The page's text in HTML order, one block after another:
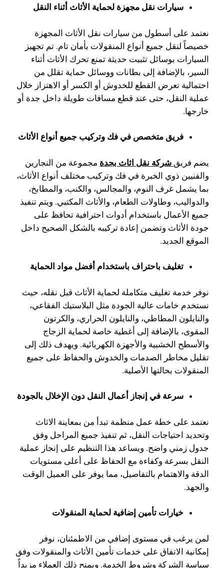
سيارات نقل مجهزة لحماية الأثاث أثناء النقل
نعتمد على أسطول من سيارات نقل الأثاث المجهزة
خصيصاً لنقل جميع أنواع المنقولات بأمان تام. تم تجهيز
السيارات بوسائل تثبيت حديثة تمنع تحرك الأثاث أثناء
السير، بالإضافة إلى بطانات ووسائل حماية تقلل من
احتمالية تعرض القطع للخدوش أو الكسر أو الاهتزاز خلال
عملية النقل، حتى عند قطع مسافات طويلة داخل جدة أو
خارجها.
فريق متخصص في فك وتركيب جميع أنواع الأثاث
يضم فريق شركة نقل اثاث بجدة مجموعة من النجارين
والفنيين ذوي الخبرة في فك وتركيب مختلف أنواع الأثاث،
بما يشمل غرف النوم، والمجالس، والكنب، والمطابخ،
والدواليب، وطاولات الطعام، والأثاث المكتبي. ويتم تنفيذ
جميع الأعمال باستخدام أدوات احترافية تحافظ على
جودة الأثاث وتضمن إعادة تركيبه بالشكل الصحيح داخل
الموقع الجديد.
تغليف باحتراف باستخدام أفضل مواد الحماية
نوفر خدمة تغليف متكاملة لحماية الأثاث قبل نقله، حيث
نستخدم خامات عالية الجودة مثل البلاستيك الفقاعي،
والنايلون المطاطي، والنايلون الحراري، والكرتون
المقوى، بالإضافة إلى أغطية خاصة لحماية الزجاج
والأسطح الخشبية والأجهزة الكهربائية. ويهدف ذلك إلى
تقليل مخاطر الصدمات والخدوش والحفاظ على جميع
المنقولات بحالتها الأصلية.
سرعة في إنجاز أعمال النقل دون الإخلال بالجودة
نعتمد على خطة عمل منظمة تبدأ من بمعاينة الاثاث
وتحديد احتياجات النقل، ثم تنفيذ جميع المراحل وفق
جدول زمني واضح. ويساعد هذا التنظيم على إنجاز عملية
النقل بسرعة وكفاءة مع الحفاظ على أعلى مستويات
الدقة والاهتمام بالتفاصيل، مما يوفر على العميل الوقت
والجهد.
خيارات تأمين إضافية لحماية المنقولات
لمن يرغب في مستوى إضافي من الاطمئنان، نوفر
إمكانية الاتفاق على خدمات تأمين الأثاث والمنقولات وفق
سياسة الشركة وشروط الخدمة. ويمنح ذلك العملاء مزيداً